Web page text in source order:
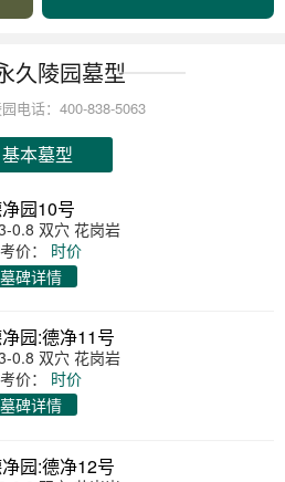
久陵园墓型
电话：400-838-5063
基本墓型
园10号
0.8 双穴 花岗岩
价：
时价
墓碑详情
园:德净11号
0.8 双穴 花岗岩
价：
时价
墓碑详情
园:德净12号